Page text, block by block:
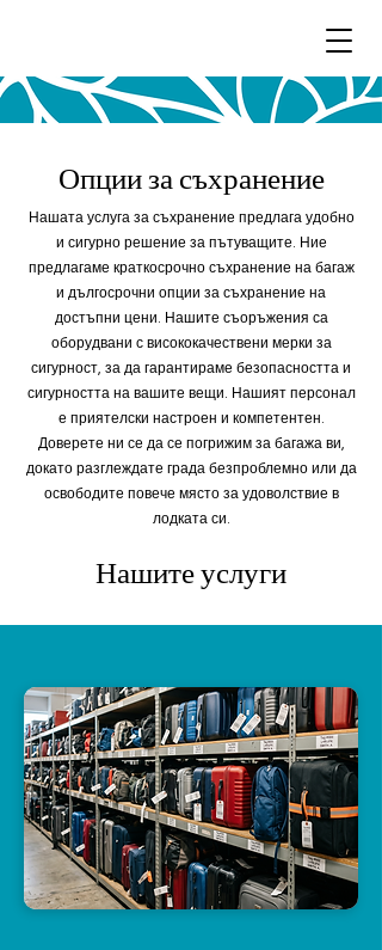
Опции за съхранение
Нашата услуга за съхранение предлага удобно
и сигурно решение за пътуващите. Ние
предлагаме краткосрочно съхранение на багаж
и дългосрочни опции за съхранение на
достъпни цени. Нашите съоръжения са
оборудвани с висококачествени мерки за
сигурност, за да гарантираме безопасността и
сигурността на вашите вещи. Нашият персонал
е приятелски настроен и компетентен.
Доверете ни се да се погрижим за багажа ви,
докато разглеждате града безпроблемно или да
освободите повече място за удоволствие в
лодката си.
Нашите услуги